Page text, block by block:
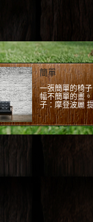
簡單
一張簡單的椅
幅不簡單的畫
子：摩登波麗